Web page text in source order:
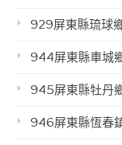
929屏東縣琉球
944屏東縣車城
945屏東縣牡丹
946屏東縣恆春